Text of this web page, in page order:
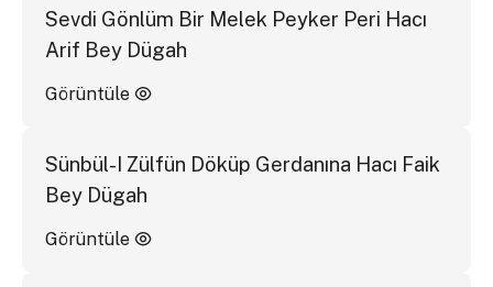
Sevdi Gönlüm Bir Melek Peyker Peri Hacı
Arif Bey Dügah
Görüntüle
Sünbül-I Zülfün Döküp Gerdanına Hacı Faik
Bey Dügah
Görüntüle